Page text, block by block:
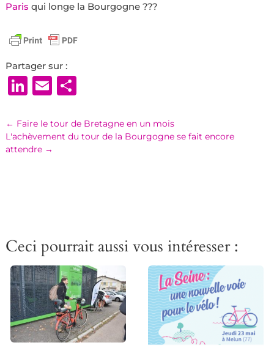
Paris qui longe la Bourgogne ???
Partager sur :
LinkedIn
EmailPartager
← Faire le tour de Bretagne en un mois
L'achèvement du tour de la Bourgogne se fait encore
attendre→
Ceci pourrait aussi vous intéresser :